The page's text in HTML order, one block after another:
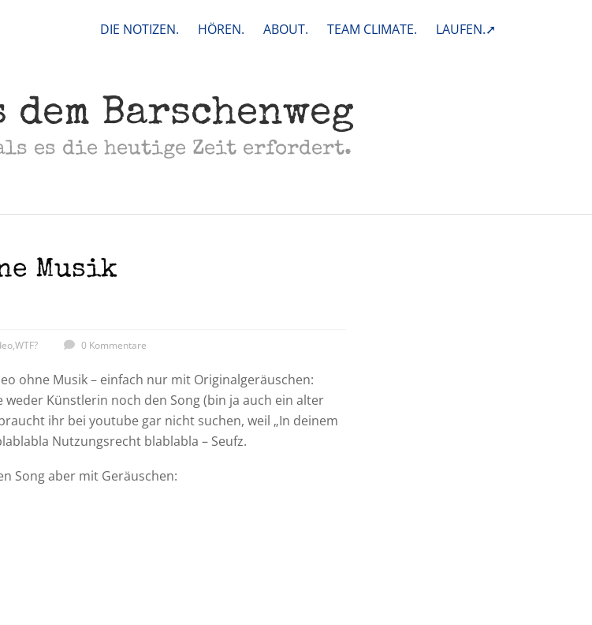
DIE NOTIZEN. HÖREN. ABOUT. TEAM CLIMATE. LAUFEN.➚
Barschenweg
es die heutige Zeit erfordert.
Musik
,WTF? 0 Kommentare
ohne Musik – einfach nur mit Originalgeräuschen:
weder Künstlerin noch den Song (bin ja auch ein alter
ihr bei youtube gar nicht suchen, weil „In deinem
Nutzungsrecht blablabla – Seufz.
Song aber mit Geräuschen: